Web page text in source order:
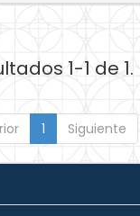
1-1 de 1.
1 Siguiente